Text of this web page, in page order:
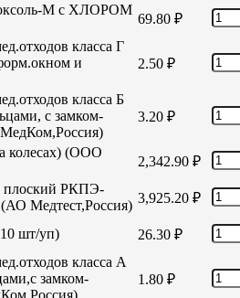
М с ХЛОРОМ
69.80 ₽
класса Г
и
2.50 ₽
класса Б
с замком-
3.20 ₽
(ООО
2,342.90 ₽
плоский РКПЭ-
Медтест,Россия) 3,925.20 ₽
шт/уп) 26.30 ₽
класса А
замком-
1.80 ₽